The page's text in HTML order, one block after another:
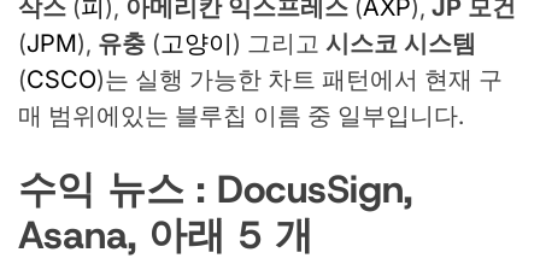
삭스 (피), 아메리칸 익스프레스 (AXP), JP 모건
(JPM), 유충 (고양이) 그리고 시스코 시스템
(CSCO)는 실행 가능한 차트 패턴에서 현재 구
매 범위에있는 블루칩 이름 중 일부입니다.
수익 뉴스 : DocusSign,
Asana, 아래 5 개